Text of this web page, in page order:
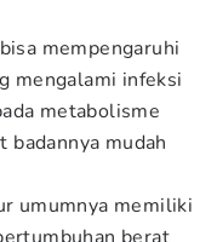
mempengaruhi
mengalami infeksi
metabolisme
badannya mudah
umumnya memiliki